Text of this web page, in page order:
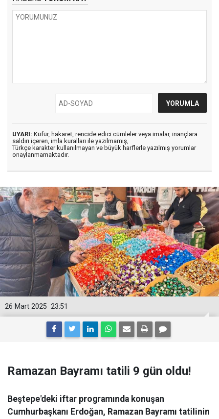
UYARI: Küfür, hakaret, rencide edici cümleler veya imalar, inançlara
saldırı içeren, imla kuralları ile yazılmamış,
Türkçe karakter kullanılmayan ve büyük harflerle yazılmış yorumlar
onaylanmamaktadır.
23:51
26 Mart 2025
Ramazan Bayramı tatili 9 gün oldu!
Beştepe'deki iftar programında konuşan
Cumhurbaşkanı Erdoğan, Ramazan Bayramı tatilinin